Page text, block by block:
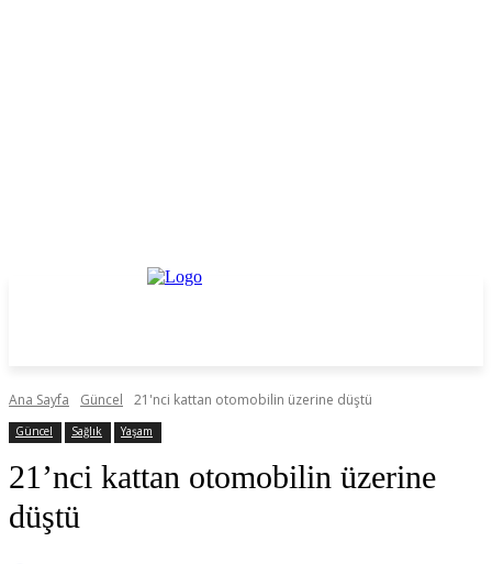
Ana Sayfa Güncel 21'nci kattan otomobilin üzerine düştü
Güncel Sağlık Yaşam
21’nci kattan otomobilin üzerine
düştü